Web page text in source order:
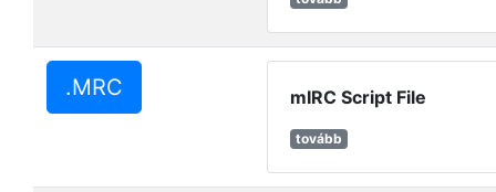
.MRC mIRC Script File
tovább